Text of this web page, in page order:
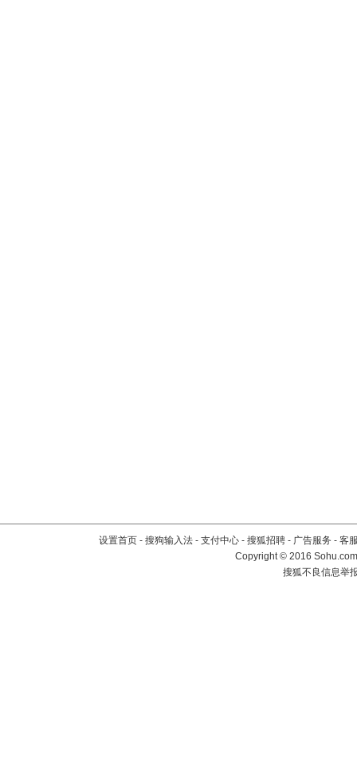
设置首页 - 搜狗输入法 - 支付中心 - 搜狐招聘 - 广告服务 - 客
Copyright©2016
搜狐不良信息举